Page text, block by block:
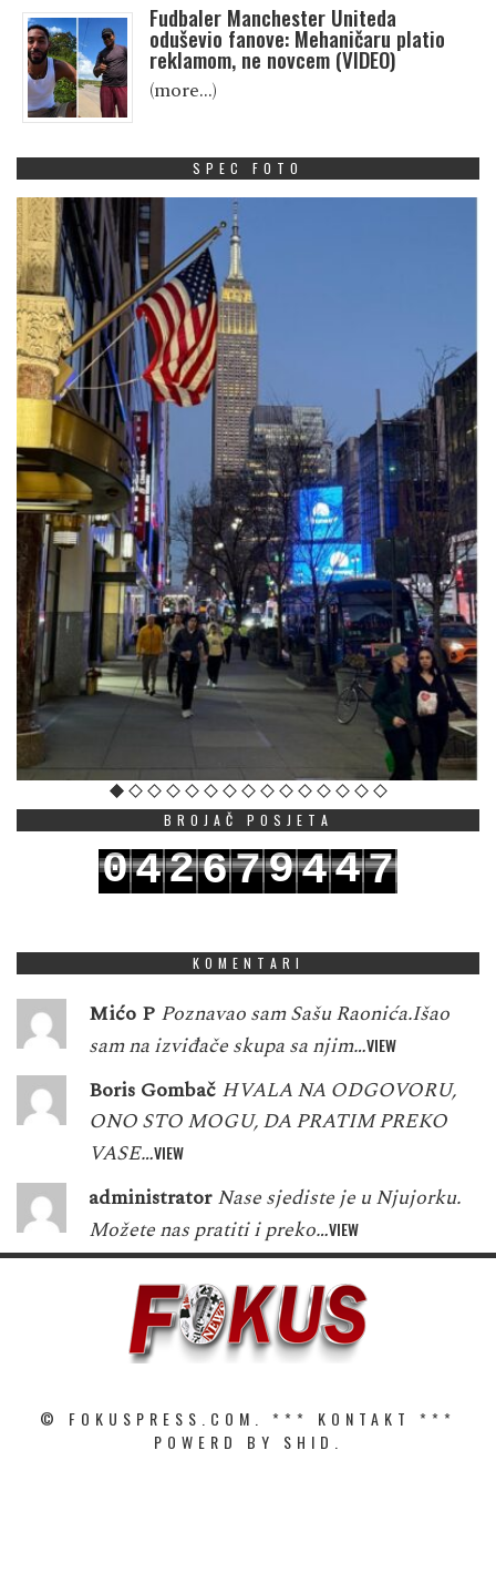
Fudbaler Manchester Uniteda
oduševio fanove: Mehaničaru platio
reklamom, ne novcem (VIDEO)
(more…)
SPEC FOTO
BROJAČ POSJETA
042679447
KOMENTARI
Mićo P Poznavao sam Sašu Raonića.Išao
sam na izviđače skupa sa njim…VIEW
Boris Gombač HVALA NA ODGOVORU,
ONO STO MOGU, DA PRATIM PREKO
VASE…VIEW
administrator Nase sjediste je u Njujorku.
Možete nas pratiti i preko…VIEW
© FOKUSPRESS.COM. *** KONTAKT
***
POWERD BY SHID.